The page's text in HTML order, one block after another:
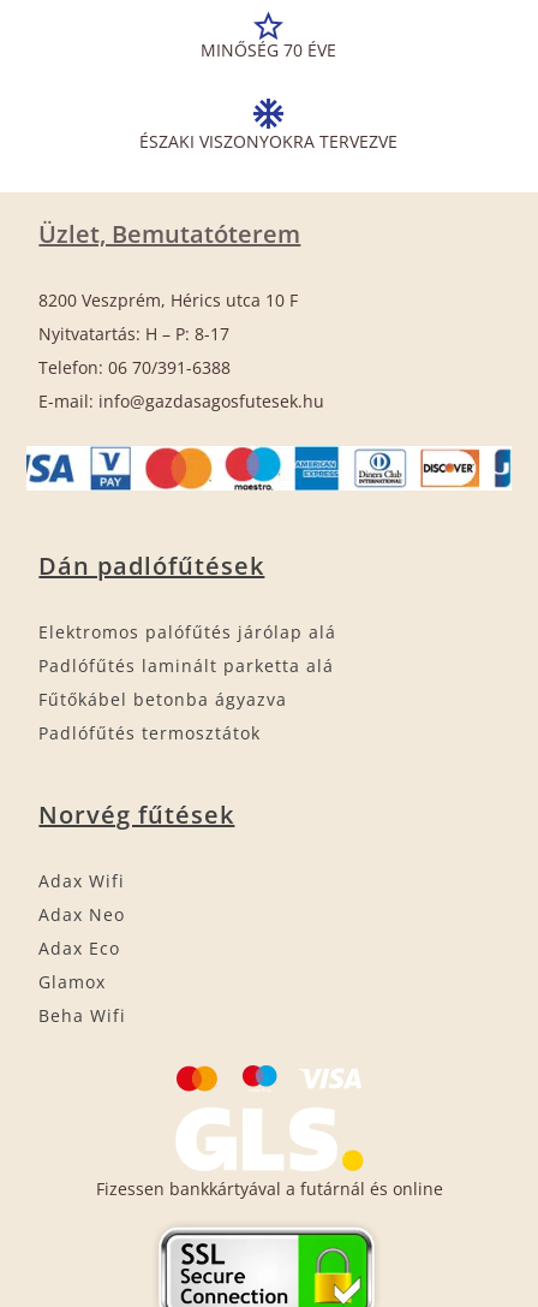
MINŐSÉG 70 ÉVE
ÉSZAKI VISZONYOKRA TERVEZVE
Üzlet, Bemutatóterem
8200 Veszprém, Hérics utca 10 F
Nyitvatartás: H – P: 8-17
Telefon: 06 70/391-6388
E-mail: info@gazdasagosfutesek.hu
Dán padlófűtések
Elektromos palófűtés járólap alá
Padlófűtés laminált parketta alá
Fűtőkábel betonba ágyazva
Padlófűtés termosztátok
Norvég fűtések
Adax Wifi
Adax Neo
Adax Eco
Glamox
Beha Wifi
Fizessen bankkártyával a futárnál és online